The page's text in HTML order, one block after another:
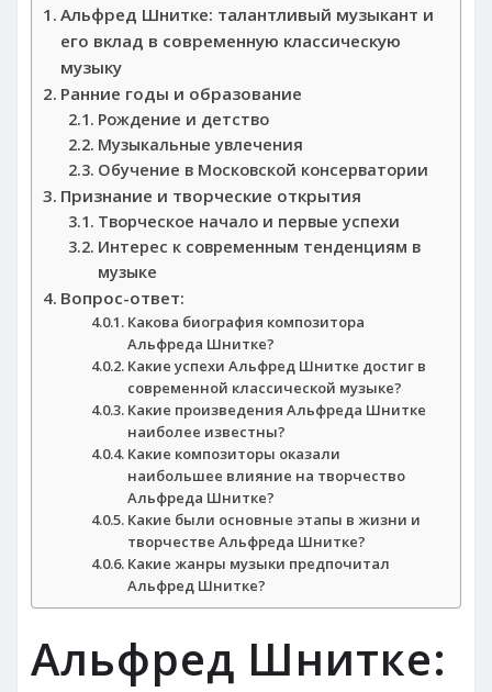
Альфред Шнитке: талантливый музыкант и
его вклад в современную классическую
музыку
Ранние годы и образование
Рождение и детство
Музыкальные увлечения
Обучение в Московской консерватории
Признание и творческие открытия
Творческое начало и первые успехи
Интерес к современным тенденциям в
музыке
Вопрос-ответ:
Какова биография композитора
Альфреда Шнитке?
Какие успехи Альфред Шнитке достиг в
современной классической музыке?
Какие произведения Альфреда Шнитке
наиболее известны?
Какие композиторы оказали
наибольшее влияние на творчество
Альфреда Шнитке?
Какие были основные этапы в жизни и
творчестве Альфреда Шнитке?
Какие жанры музыки предпочитал
Альфред Шнитке?
Альфред Шнитке: